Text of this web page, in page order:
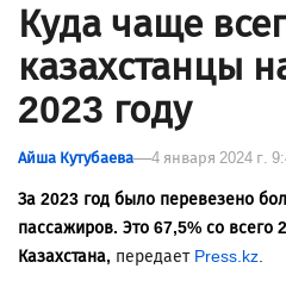
Куда чаще
казахстанцы
2023 году
Айша Кутубаева 4 января 2024 г.
За 2023 год было перевезено
пассажиров. Это 67,5% со всего
Казахстана, передает Press.kz.